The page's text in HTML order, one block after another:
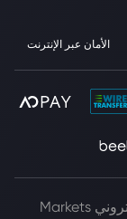
الأمان عبر الإنترنت
الإلكتروني Markets